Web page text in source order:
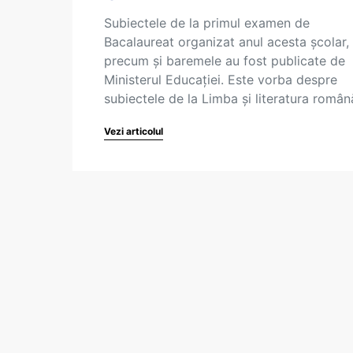
Subiectele de la primul examen de
Bacalaureat organizat anul acesta școlar,
precum și baremele au fost publicate de
Ministerul Educației. Este vorba despre
subiectele de la Limba și literatura
Vezi articolul